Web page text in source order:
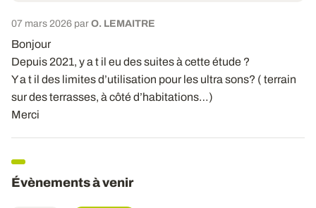
07 mars 2026 par O. LEMAITRE
Bonjour
Depuis 2021, y a t il eu des suites à cette étude ?
Y a t il des limites d’utilisation pour les ultra sons? ( terrain
sur des terrasses, à côté d’habitations…)
Merci
Évènements à venir